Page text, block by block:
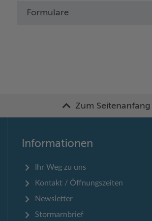
Formulare
Zum Seitenanfang
Informationen
Ihr Weg zu uns
Kontakt / Öffnungszeiten
Newsletter
Stormarnbrief